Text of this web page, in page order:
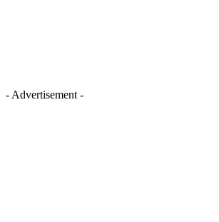
- Advertisement -